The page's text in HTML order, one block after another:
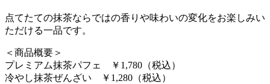
点てたての抹茶ならではの香りや味わいの変化をお楽しみい
ただける一品です。
＜商品概要＞
プレミアム抹茶パフェ ￥1,780（税込）
冷やし抹茶ぜんざい ￥1,280（税込）